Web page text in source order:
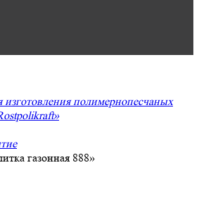
полимернопесчаных
газонная 888»